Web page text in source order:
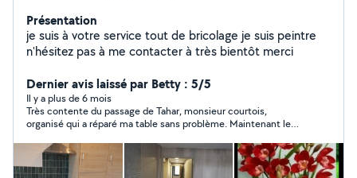
Présentation
je suis à votre service tout de bricolage je suis peintre
n'hésitez pas à me contacter à très bientôt merci
Dernier avis laissé par Betty : 5/5
Il y a plus de 6 mois
Très contente du passage de Tahar, monsieur courtois,
organisé qui a réparé ma table sans problème. Maintenant le